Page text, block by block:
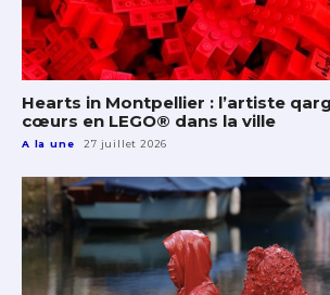
Hearts in Montpellier : l’artiste
cœurs en LEGO® dans la ville
A la une 27 juillet 2026